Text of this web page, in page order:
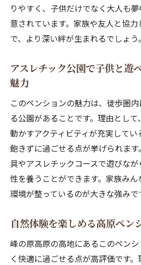
りやすく、子供だけでなく大人も
意されています。家族や友人と協
で、より深い絆が生まれるでしょう。
アスレチック公園で子供と遊
魅力
このペンションの魅力は、徒歩圏
る公園があることです。理由とし
動かすアクティビティが充実して
飽きずに過ごせる点が挙げられま
具やアスレチックコースで遊びな
性を養うことができます。家族み
環境が整っているのが大きな強みで
自然体験を楽しめる高原ペン
峰の原高原の高地にあるこのペン
く快適に過ごせる点が高評価です